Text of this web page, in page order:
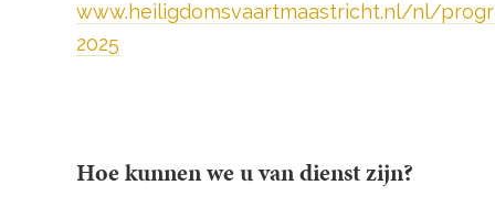
www.heiligdomsvaartmaastricht.nl/nl/
2025
Hoe kunnen we u van dienst zijn?